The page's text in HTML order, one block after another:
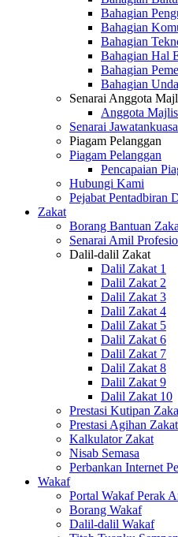
Bahagian
Bahagian
Bahagian
Bahagian Hal
Bahagian
Bahagian
Senarai Anggota
Anggota Majlis
Senarai
Piagam Pelanggan
Piagam Pelanggan
Pencapaian
Hubungi Kami
Pejabat Pentadbiran
Zakat
Borang Bantuan
Senarai Amil
Dalil-dalil Zakat
Dalil Zakat 1
Dalil Zakat 2
Dalil Zakat 3
Dalil Zakat 4
Dalil Zakat 5
Dalil Zakat 6
Dalil Zakat 7
Dalil Zakat 8
Dalil Zakat 9
Dalil Zakat 10
Prestasi Kutipan
Prestasi Agihan Zakat
Kalkulator Zakat
Nisab Semasa
Perbankan Internet
Wakaf
Portal Wakaf Perak
Borang Wakaf
Dalil-dalil Wakaf